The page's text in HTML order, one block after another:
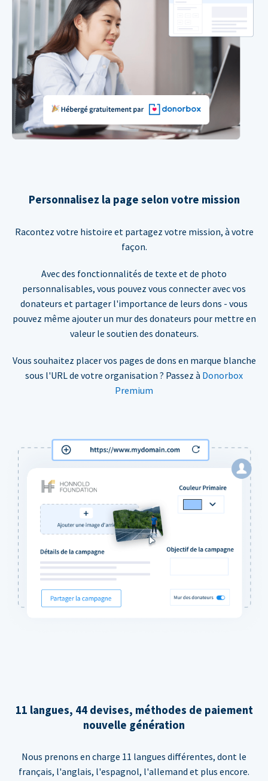
Personnalisez la page selon votre mission
Racontez votre histoire et partagez votre mission, à votre
façon.
Avec des fonctionnalités de texte et de photo
personnalisables, vous pouvez vous connecter avec vos
donateurs et partager l'importance de leurs dons - vous
pouvez même ajouter un mur des donateurs pour mettre en
valeur le soutien des donateurs.
Vous souhaitez placer vos pages de dons en marque blanche
sous l'URL de votre organisation ? Passez à Donorbox
Premium
11 langues, 44 devises, méthodes de paiement
nouvelle génération
Nous prenons en charge 11 langues différentes, dont le
français, l'anglais, l'espagnol, l'allemand et plus encore.